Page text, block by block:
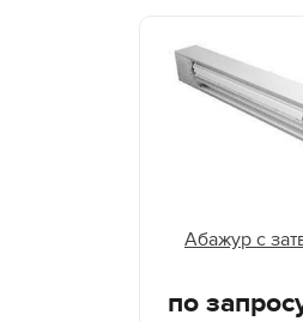
Абажур с
по